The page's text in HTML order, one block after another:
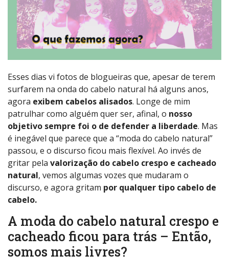
Esses dias vi fotos de blogueiras que, apesar de terem
surfarem na onda do cabelo natural há alguns anos,
agora exibem cabelos alisados. Longe de mim
patrulhar como alguém quer ser, afinal, o nosso
objetivo sempre foi o de defender a liberdade. Mas
é inegável que parece que a “moda do cabelo natural”
passou, e o discurso ficou mais flexível. Ao invés de
gritar pela valorização do cabelo crespo e cacheado
natural, vemos algumas vozes que mudaram o
discurso, e agora gritam por qualquer tipo cabelo de
cabelo.
A moda do cabelo natural crespo e
cacheado ficou para trás – Então,
somos mais livres?